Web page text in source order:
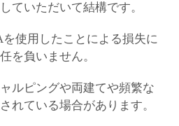
ていただいて結構です。
を使用したことによる損失に
を負いません。
ルピングや両建てや頻繁な
れている場合があります。